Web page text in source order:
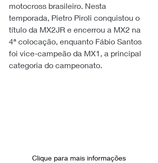
motocross brasileiro. Nesta
temporada, Pietro Piroli conquistou o
título da MX2JR e encerrou a MX2 na
4ª colocação, enquanto Fábio Santos
foi vice-campeão da MX1, a principal
categoria do campeonato.
Clique para mais informações